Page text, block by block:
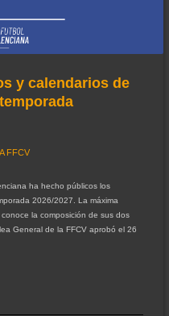
y calendarios de
FFCV
ha hecho públicos los
2026/2027. La máxima
la composición de sus dos
General de la FFCV aprobó el 26